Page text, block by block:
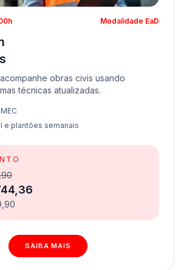
Modalidade EaD
obras civis usando
técnicas atualizadas.
e plantões semanais
SAIBA MAIS